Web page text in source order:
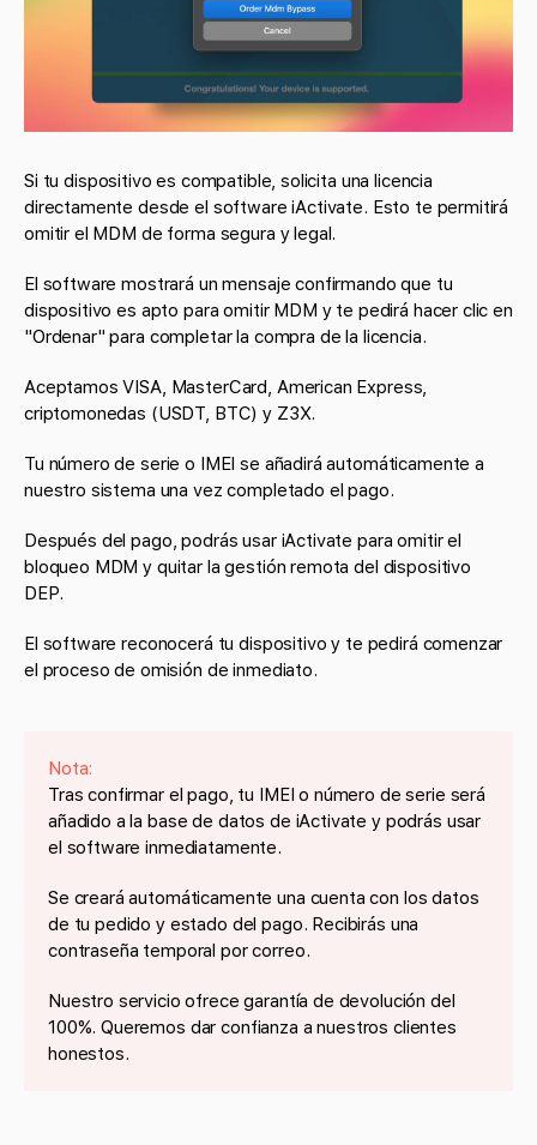
Si tu dispositivo es compatible, solicita una licencia
directamente desde el software iActivate. Esto te permitirá
omitir el MDM de forma segura y legal.
El software mostrará un mensaje confirmando que tu
dispositivo es apto para omitir MDM y te pedirá hacer clic en
"Ordenar" para completar la compra de la licencia.
Aceptamos VISA, MasterCard, American Express,
criptomonedas (USDT, BTC) y Z3X.
Tu número de serie o IMEI se añadirá automáticamente a
nuestro sistema una vez completado el pago.
Después del pago, podrás usar iActivate para omitir el
bloqueo MDM y quitar la gestión remota del dispositivo
DEP.
El software reconocerá tu dispositivo y te pedirá comenzar
el proceso de omisión de inmediato.
Nota:
Tras confirmar el pago, tu IMEI o número de serie será
añadido a la base de datos de iActivate y podrás usar
el software inmediatamente.
Se creará automáticamente una cuenta con los datos
de tu pedido y estado del pago. Recibirás una
contraseña temporal por correo.
Nuestro servicio ofrece garantía de devolución del
100%. Queremos dar confianza a nuestros clientes
honestos.